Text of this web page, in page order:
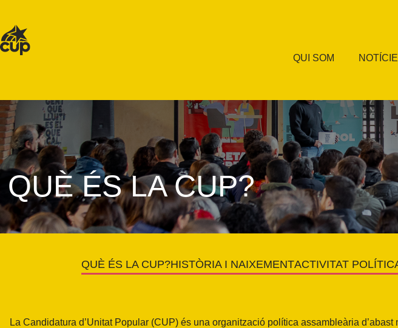
QUI SOM
QUÈ ÉS LA CUP?
QUÈ ÉS LA CUP?HISTÒRIA I NAIXEMENTACTIVITAT
La Candidatura d’Unitat Popular (CUP) és una organització política assambleària